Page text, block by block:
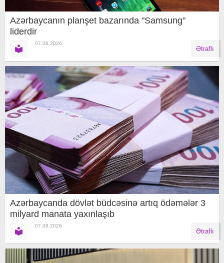
Azərbaycanın planşet bazarında "Samsung"
liderdir
07.08.2026
Ətraflı
Azərbaycanda dövlət büdcəsinə artıq ödəmələr 3
milyard manata yaxınlaşıb
07.08.2026
Ətraflı